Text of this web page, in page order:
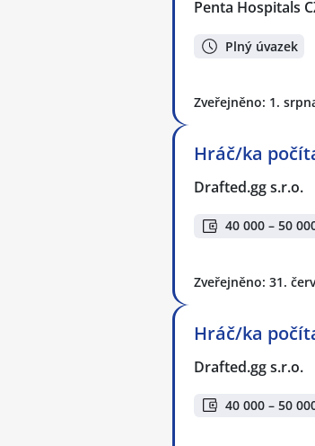
Penta Hospitals
Plný úvazek
Zveřejněno: 1.
Hráč/ka
Drafted.gg s.r.o.
40 000 – 50
Zveřejněno: 31.
Hráč/ka
Drafted.gg s.r.o.
40 000 – 50